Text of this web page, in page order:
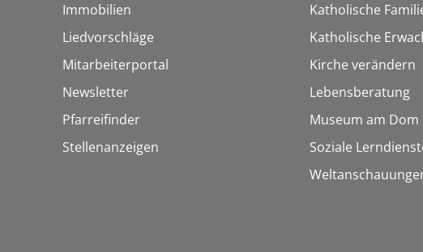
Immobilien
Liedvorschläge
Mitarbeiterportal
Newsletter
Pfarreifinder
Stellenanzeigen
Katholische
Katholische
Kirche verändern
Lebensberatung
Museum am Dom
Soziale